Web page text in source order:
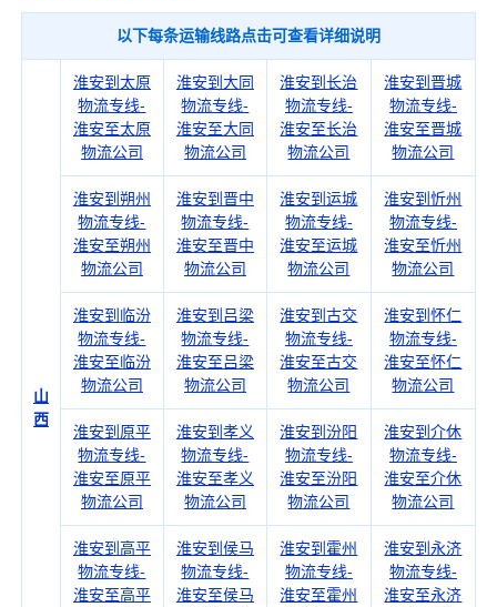
以下每条运输线路点击可查看详细说明
山
西
淮安到太原
物流专线-
淮安至太原
物流公司
淮安到大同
物流专线-
淮安至大同
物流公司
淮安到长治
物流专线-
淮安至长治
物流公司
淮安到晋城
物流专线-
淮安至晋城
物流公司
淮安到朔州
物流专线-
淮安至朔州
物流公司
淮安到晋中
物流专线-
淮安至晋中
物流公司
淮安到运城
物流专线-
淮安至运城
物流公司
淮安到忻州
物流专线-
淮安至忻州
物流公司
淮安到临汾
物流专线-
淮安至临汾
物流公司
淮安到吕梁
物流专线-
淮安至吕梁
物流公司
淮安到古交
物流专线-
淮安至古交
物流公司
淮安到怀仁
物流专线-
淮安至怀仁
物流公司
淮安到原平
物流专线-
淮安至原平
物流公司
淮安到孝义
物流专线-
淮安至孝义
物流公司
淮安到汾阳
物流专线-
淮安至汾阳
物流公司
淮安到介休
物流专线-
淮安至介休
物流公司
淮安到高平
物流专线-
淮安至高平
淮安到侯马
物流专线-
淮安至侯马
淮安到霍州
物流专线-
淮安至霍州
淮安到永济
物流专线-
淮安至永济